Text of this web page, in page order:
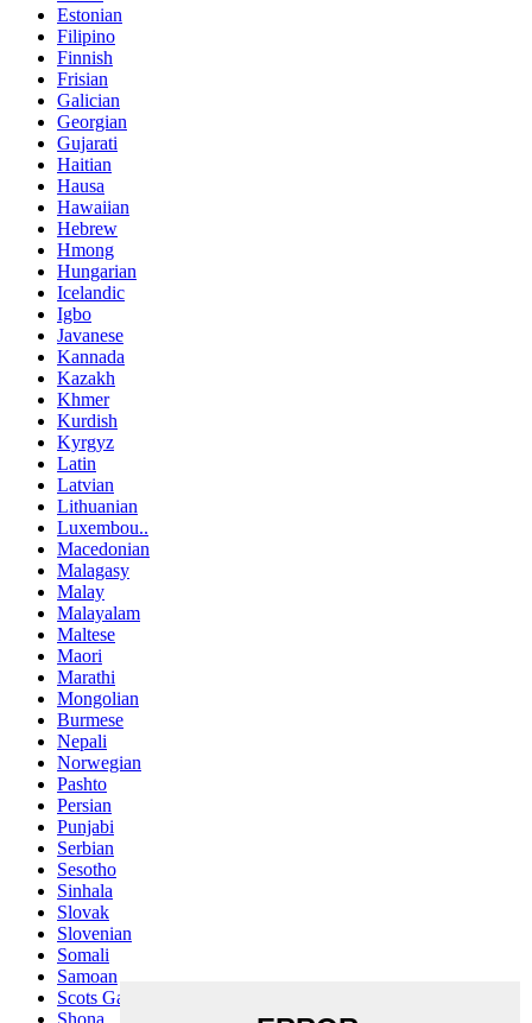
Estonian
Filipino
Finnish
Frisian
Galician
Georgian
Gujarati
Haitian
Hausa
Hawaiian
Hebrew
Hmong
Hungarian
Icelandic
Igbo
Javanese
Kannada
Kazakh
Khmer
Kurdish
Kyrgyz
Latin
Latvian
Lithuanian
Luxembou..
Macedonian
Malagasy
Malay
Malayalam
Maltese
Maori
Marathi
Mongolian
Burmese
Nepali
Norwegian
Pashto
Persian
Punjabi
Serbian
Sesotho
Sinhala
Slovak
Slovenian
Somali
Samoan
Scots Gaelic
Shona